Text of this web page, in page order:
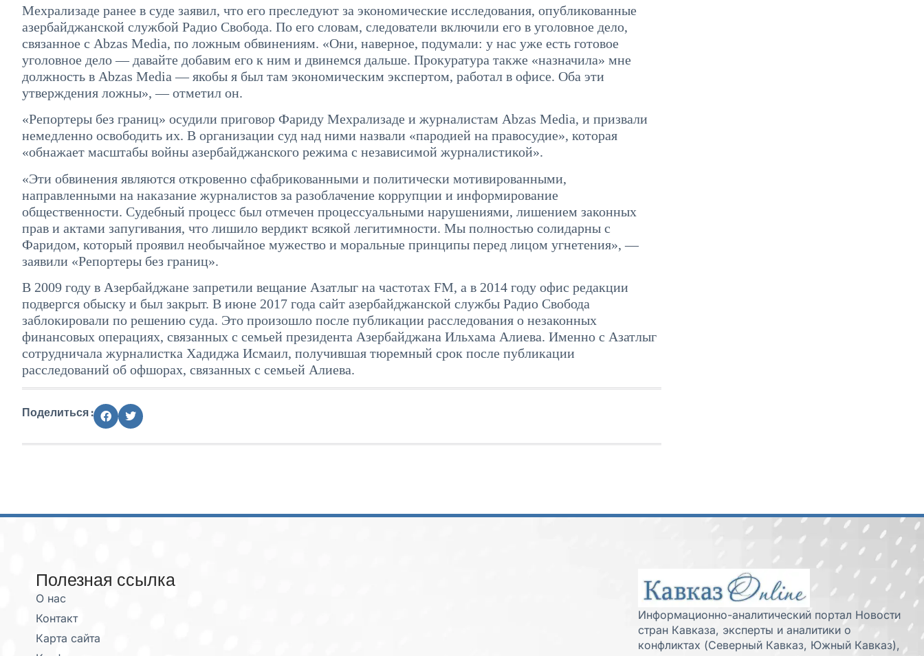
Мехрализаде ранее в суде заявил, что его преследуют за экономические исследования, опубликованные
азербайджанской службой Радио Свобода. По его словам, следователи включили его в уголовное дело,
связанное с Abzas Media, по ложным обвинениям. «Они, наверное, подумали: у нас уже есть готовое
уголовное дело — давайте добавим его к ним и двинемся дальше. Прокуратура также «назначила» мне
должность в Abzas Media — якобы я был там экономическим экспертом, работал в офисе. Оба эти
утверждения ложны», — отметил он.
«Репортеры без границ» осудили приговор Фариду Мехрализаде и журналистам Abzas Media, и призвали
немедленно освободить их. В организации суд над ними назвали «пародией на правосудие», которая
«обнажает масштабы войны азербайджанского режима с независимой журналистикой».
«Эти обвинения являются откровенно сфабрикованными и политически мотивированными,
направленными на наказание журналистов за разоблачение коррупции и информирование
общественности. Судебный процесс был отмечен процессуальными нарушениями, лишением законных
прав и актами запугивания, что лишило вердикт всякой легитимности. Мы полностью солидарны с
Фаридом, который проявил необычайное мужество и моральные принципы перед лицом угнетения», —
заявили «Репортеры без границ».
В 2009 году в Азербайджане запретили вещание Азатлыг на частотах FM, а в 2014 году офис редакции
подвергся обыску и был закрыт. В июне 2017 года сайт азербайджанской службы Радио Свобода
заблокировали по решению суда. Это произошло после публикации расследования о незаконных
финансовых операциях, связанных с семьей президента Азербайджана Ильхама Алиева. Именно с Азатлыг
сотрудничала журналистка Хадиджа Исмаил, получившая тюремный срок после публикации
расследований об офшорах, связанных с семьей Алиева.
Поделиться :
Полезная ссылка
О нас
Контакт
Карта сайта
Информационно-аналитический портал Новости
стран Кавказа, эксперты и аналитики о
конфликтах (Северный Кавказ, Южный Кавказ),